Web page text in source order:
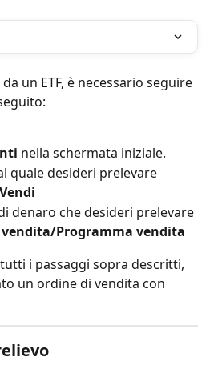
un ETF, è necessario seguire
nella schermata iniziale.
quale desideri prelevare
Vendi
denaro che desideri prelevare
vendita/Programma vendita
i passaggi sopra descritti,
un ordine di vendita con